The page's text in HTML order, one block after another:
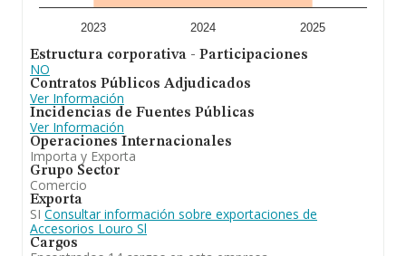
alcanza los 20 años desde la constitución.
comercio al por mayor de materiales de construcción y
de saneamientos, grifería, mamparas y accesorios de
baño. En el ranking de todas las empresas en el
territorio nacional, ha experimentado un retroceso.
2023 2024 2025
Estructura corporativa - Participaciones
NO
Contratos Públicos Adjudicados
Ver Información
Incidencias de Fuentes Públicas
Ver Información
Operaciones Internacionales
Importa y Exporta
Grupo Sector
Comercio
Exporta
SI Consultar información sobre exportaciones de
Accesorios Louro Sl
Cargos